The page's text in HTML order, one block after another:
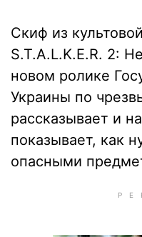
Скиф из
S.T.A.L.K.E.R. 2:
новом ролике
Украины по
рассказывает и
показывает, как
опасными